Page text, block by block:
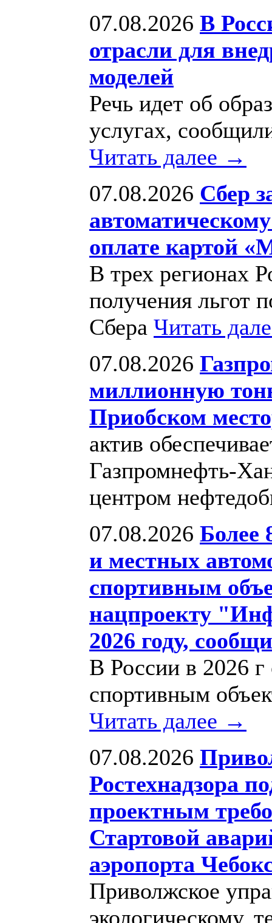
07.08.2026 В
отрасли для
моделей
Речь идет об
услугах,
Читать далее →
07.08.2026 Сбер
оплате картой
В трех регионах
получения льгот
Сбера Читать
07.08.2026
миллионную
Приобском
актив
Газпромнефть-
центром
07.08.2026 Более
и местных
спортивным
нацпроекту
2026 году,
В России в 2026 г
спортивным
Читать далее →
07.08.2026
Ростехнадзора
проектным
Стартовой
аэропорта
Приволжское
экологическому,